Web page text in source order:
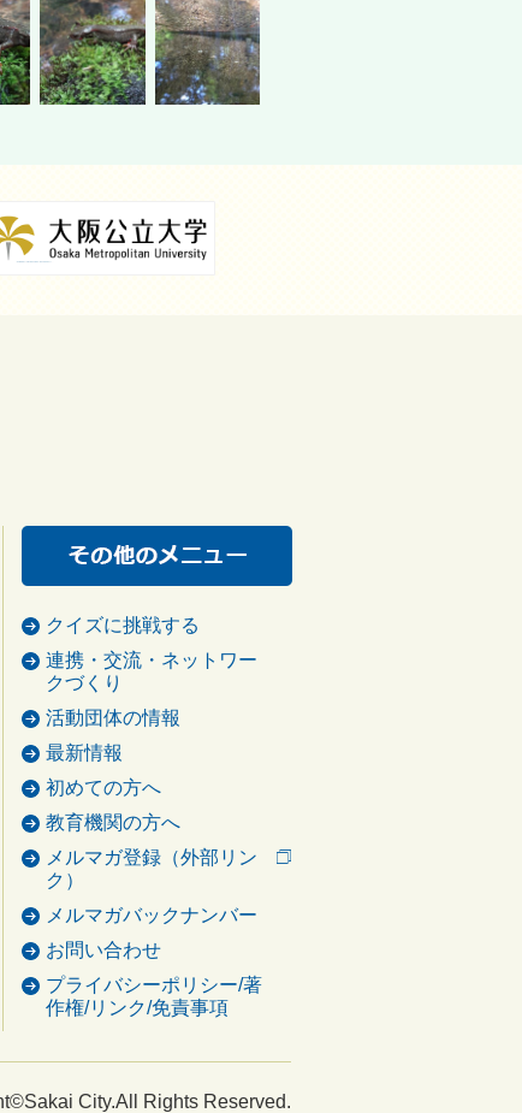
クイズに挑戦する
連携・交流・ネットワー
クづくり
活動団体の情報
最新情報
初めての方へ
教育機関の方へ
メルマガ登録（外部リン
ク）
メルマガバックナンバー
お問い合わせ
プライバシーポリシー/著
作権/リンク/免責事項
City.All Rights Reserved.